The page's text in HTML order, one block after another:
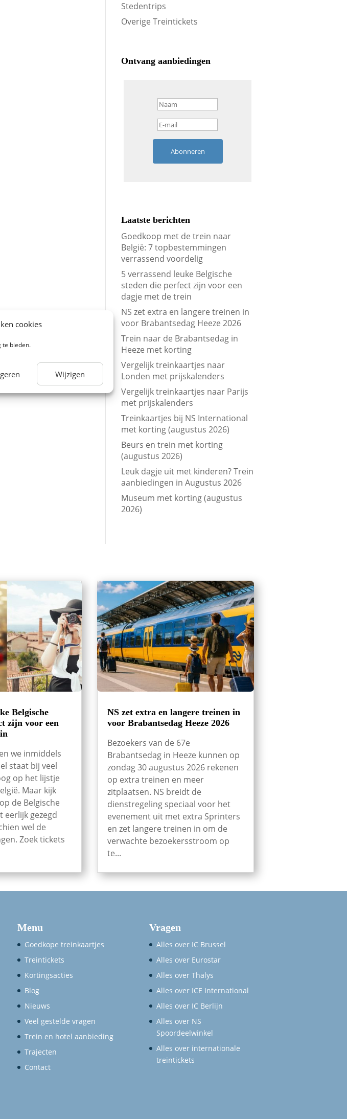
cookies
te bieden.
Wijzigen
Stedentrips
Overige Treintickets
Ontvang aanbiedingen
Abonneren
Laatste berichten
Goedkoop met de trein naar
België: 7 topbestemmingen
verrassend voordelig
5 verrassend leuke Belgische
steden die perfect zijn voor een
dagje met de trein
NS zet extra en langere treinen in
voor Brabantsedag Heeze 2026
Trein naar de Brabantsedag in
Heeze met korting
Vergelijk treinkaartjes naar
Londen met prijskalenders
Vergelijk treinkaartjes naar Parijs
met prijskalenders
Treinkaartjes bij NS International
met korting (augustus 2026)
Beurs en trein met korting
(augustus 2026)
Leuk dagje uit met kinderen? Trein
aanbiedingen in Augustus 2026
Museum met korting (augustus
2026)
Belgische
zijn voor een
we inmiddels
staat bij veel
op het lijstje
Maar kijk
de Belgische
eerlijk gezegd
wel de
Zoek tickets
NS zet extra en langere treinen in
voor Brabantsedag Heeze 2026
Bezoekers van de 67e
Brabantsedag in Heeze kunnen op
zondag 30 augustus 2026 rekenen
op extra treinen en meer
zitplaatsen. NS breidt de
dienstregeling speciaal voor het
evenement uit met extra Sprinters
en zet langere treinen in om de
verwachte bezoekersstroom op
te...
Menu
Goedkope treinkaartjes
Treintickets
Kortingsacties
Blog
Nieuws
Veel gestelde vragen
Trein en hotel aanbieding
Trajecten
Contact
Vragen
Alles over IC Brussel
Alles over Eurostar
Alles over Thalys
Alles over ICE International
Alles over IC Berlijn
Alles over NS
Spoordeelwinkel
Alles over internationale
treintickets